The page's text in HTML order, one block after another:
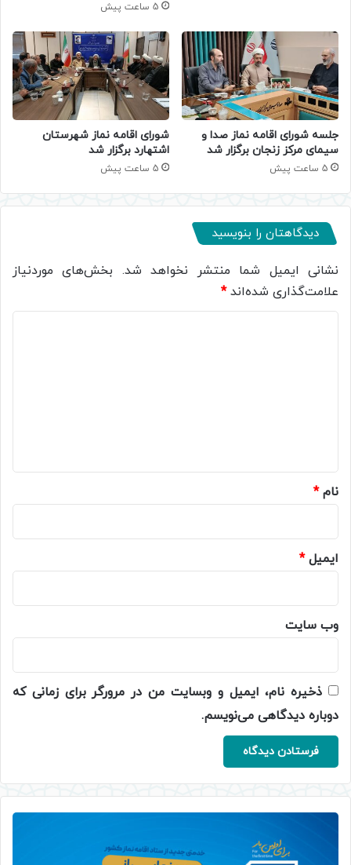
5 ساعت پیش
جلسه شورای اقامه نماز صدا و
سیمای مرکز زنجان برگزار شد
5 ساعت پیش
شورای اقامه نماز شهرستان
اشتهارد برگزار شد
5 ساعت پیش
دیدگاهتان را بنویسید
نشانی ایمیل شما منتشر نخواهد شد. بخش‌های موردنیاز
علامت‌گذاری شده‌اند*
نام*
ایمیل*
وب‌ سایت
ذخیره نام، ایمیل و وبسایت من در مرورگر برای زمانی که
دوباره دیدگاهی می‌نویسم.